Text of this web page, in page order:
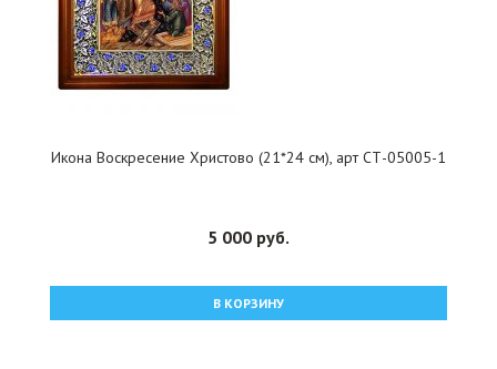
Икона Воскресение Христово (21*24 см), арт СТ-05005-1
5 000 руб.
В КОРЗИНУ